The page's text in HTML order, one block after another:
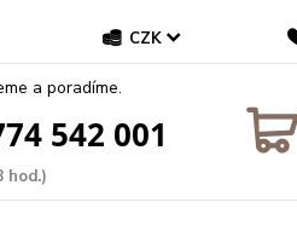
CZK
a poradíme.
542 001
hod.)